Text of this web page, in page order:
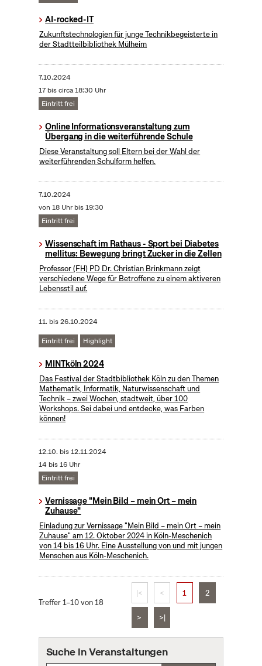
AI-rocked-IT
Zukunftstechnologien für junge Technikbegeisterte in
der Stadtteilbibliothek Mülheim
7.10.2024
17 bis circa 18:30 Uhr
Eintritt frei
Online Informationsveranstaltung zum
Übergang in die weiterführende Schule
Diese Veranstaltung soll Eltern bei der Wahl der
weiterführenden Schulform helfen.
7.10.2024
von 18 Uhr bis 19:30
Eintritt frei
Wissenschaft im Rathaus - Sport bei Diabetes
mellitus: Bewegung bringt Zucker in die Zellen
Professor (FH) PD Dr. Christian Brinkmann zeigt
verschiedene Wege für Betroffene zu einem aktiveren
Lebensstil auf.
11. bis26.10.2024
Eintritt frei Highlight
MINTköln 2024
Das Festival der Stadtbibliothek Köln zu den Themen
Mathematik, Informatik, Naturwissenschaft und
Technik – zwei Wochen, stadtweit, über 100
Workshops. Sei dabei und entdecke, was Farben
können!
12.10. bis12.11.2024
14 bis 16 Uhr
Eintritt frei
Vernissage "Mein Bild – mein Ort – mein
Zuhause"
Einladung zur Vernissage "Mein Bild – mein Ort – mein
Zuhause" am 12. Oktober 2024 in Köln-Meschenich
von 14 bis 16 Uhr. Eine Ausstellung von und mit jungen
Menschen aus Köln-Meschenich.
Treffer 1–10 von 18
|< < 1 2
> >|
Suche in Veranstaltungen